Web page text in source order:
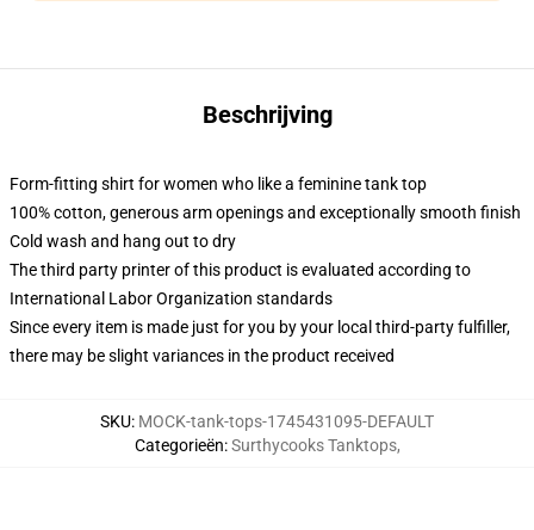
Beschrijving
Form-fitting shirt for women who like a feminine tank top
100% cotton, generous arm openings and exceptionally smooth finish
Cold wash and hang out to dry
The third party printer of this product is evaluated according to
International Labor Organization standards
Since every item is made just for you by your local third-party fulfiller,
there may be slight variances in the product received
SKU: MOCK-tank-tops-1745431095-DEFAULT
Categorieën:Surthycooks Tanktops,